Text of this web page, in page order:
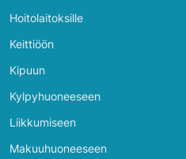
Hoitolaitoksille
Keittiöön
Kipuun
Kylpyhuoneeseen
Liikkumiseen
Makuuhuoneeseen